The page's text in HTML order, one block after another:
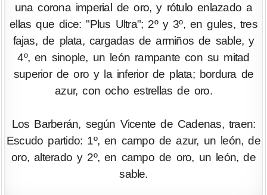
una corona imperial de oro, y rótulo enlazado a
ellas que dice: "Plus Ultra"; 2º y 3º, en gules, tres
fajas, de plata, cargadas de armiños de sable, y
4º, en sinople, un león rampante con su mitad
superior de oro y la inferior de plata; bordura de
azur, con ocho estrellas de oro.
Los Barberán, según Vicente de Cadenas, traen:
Escudo partido: 1º, en campo de azur, un león, de
oro, alterado y 2º, en campo de oro, un león, de
sable.